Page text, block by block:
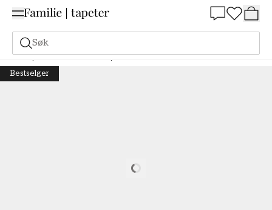
Søk
Tapeter Merke Boråstapeter Anno Nora - 4586
Bestselger
Loading…